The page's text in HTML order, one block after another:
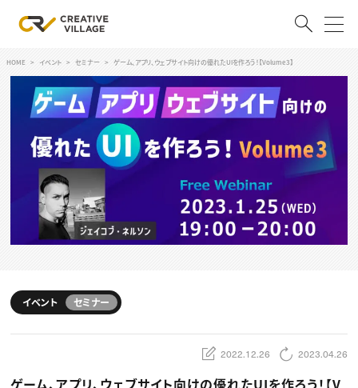
ログイン 会員登録
RECRUIT
クリエイター求人を探す
CREATIVE JOB求人検索
特集求人
採用説明会
スキルアップしたい！
デザイン
編集・ライティング
TOP Creator’s コラム
Webクリエイター
セミナー
HOME イベント セミナー ゲーム、アプリ、ウェブサイト向けの優れたUIを作ろう！【Volume3】
イベント セミナー
2022.12.26 2023.04.26
ゲーム、アプリ、ウェブサイト向けの優れたUIを作ろう！【V